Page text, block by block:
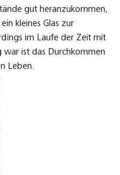
gut heranzukommen,
kleines Glas zur
im Laufe der Zeit mit
war ist das Durchkommen
Leben.